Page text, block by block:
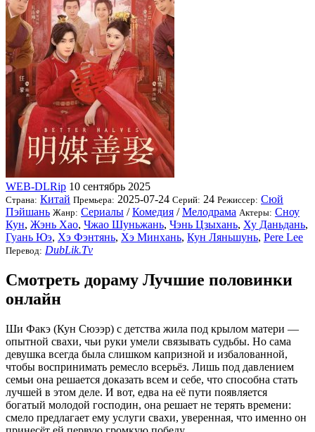
WEB-DLRip 10 сентябрь 2025
Страна: Китай Премьера: 2025-07-24 Серий: 24 Режиссер: Сюй
Пэйшань Жанр: Сериалы /Комедия /Мелодрама Актеры: Сноу
Кун, Жэнь Хао, Чжао Шуньжань, Чэнь Цзыхань, Ху Даньдань,
Гуань Юэ, Хэ Фэнтянь, Хэ Минхань, Кун Ляньшунь, Pere Lee
Перевод: DubLik.Tv
Смотреть дораму Лучшие половинки
онлайн
Ши Факэ (Кун Сюээр) с детства жила под крылом матери —
опытной свахи, чьи руки умели связывать судьбы. Но сама
девушка всегда была слишком капризной и избалованной,
чтобы воспринимать ремесло всерьёз. Лишь под давлением
семьи она решается доказать всем и себе, что способна стать
лучшей в этом деле. И вот, едва на её пути появляется
богатый молодой господин, она решает не терять времени:
смело предлагает ему услуги свахи, уверенная, что именно он